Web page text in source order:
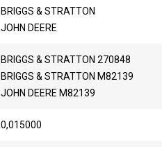
BRIGGS & STRATTON
JOHN DEERE
BRIGGS & STRATTON 270848
BRIGGS & STRATTON M82139
JOHN DEERE M82139
0,015000